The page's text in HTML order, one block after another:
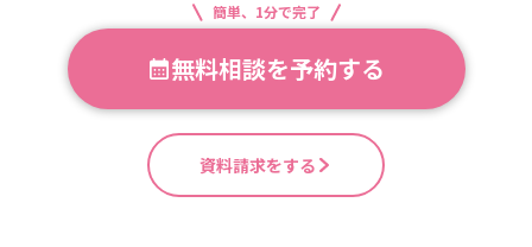
簡単、1分で完了
無料相談を予約する
資料請求をする